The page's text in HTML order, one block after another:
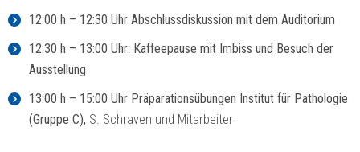
12:00 h – 12:30 Uhr Abschlussdiskussion mit dem Auditorium
12:30 h – 13:00 Uhr: Kaffeepause mit Imbiss und Besuch der
Ausstellung
13:00 h – 15:00 Uhr Präparationsübungen Institut für Pathologie
(Gruppe C), S. Schraven und Mitarbeiter